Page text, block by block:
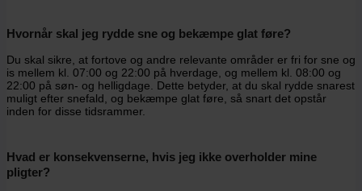
Hvornår skal jeg rydde sne og bekæmpe glat føre?
Du skal sikre, at fortove og andre relevante områder er fri for sne og
is mellem kl. 07:00 og 22:00 på hverdage, og mellem kl. 08:00 og
22:00 på søn- og helligdage. Dette betyder, at du skal rydde snarest
muligt efter snefald, og bekæmpe glat føre, så snart det opstår
inden for disse tidsrammer.
Hvad er konsekvenserne, hvis jeg ikke overholder mine
pligter?